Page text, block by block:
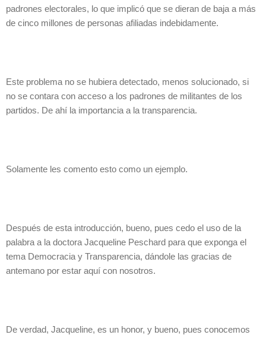
padrones electorales, lo que implicó que se dieran de baja a más
de cinco millones de personas afiliadas indebidamente.
Este problema no se hubiera detectado, menos solucionado, si
no se contara con acceso a los padrones de militantes de los
partidos. De ahí la importancia a la transparencia.
Solamente les comento esto como un ejemplo.
Después de esta introducción, bueno, pues cedo el uso de la
palabra a la doctora Jacqueline Peschard para que exponga el
tema Democracia y Transparencia, dándole las gracias de
antemano por estar aquí con nosotros.
De verdad, Jacqueline, es un honor, y bueno, pues conocemos